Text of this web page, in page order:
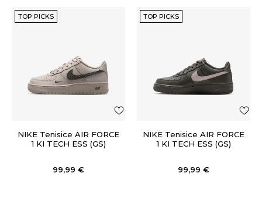
TOP PICKS
NIKE Tenisice AIR FORCE
1 KI TECH ESS (GS)
99,99 €
TOP PICKS
NIKE Tenisice AIR FORCE
1 KI TECH ESS (GS)
99,99 €